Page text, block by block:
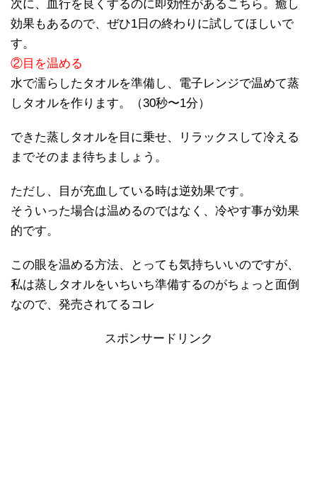
次に、血行を良くするのに即効性があるこちら。癒し
効果もあるので、ぜひ1日の終わりに試してほしいで
す。
②目を温める
水で濡らしたタオルを準備し、電子レンジで温めて蒸
しタオルを作ります。（30秒〜1分）
できた蒸しタオルを目に乗せ、リラックスして冷える
までそのまま待ちましょう。
ただし、目が充血している時は逆効果です。
そういった場合は温めるのではなく、冷やす事が効果
的です。
この眼を温める方法、とっても気持ちいいのですが、
私は蒸しタオルをいちいち準備するのがちょっと面倒
なので、発売されてるコレ
スポンサードリンク